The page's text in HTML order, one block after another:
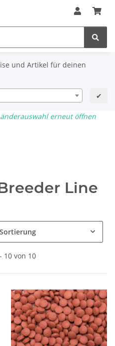
und Artikel für deinen
✔
erneut öffnen
Line
10 von 10